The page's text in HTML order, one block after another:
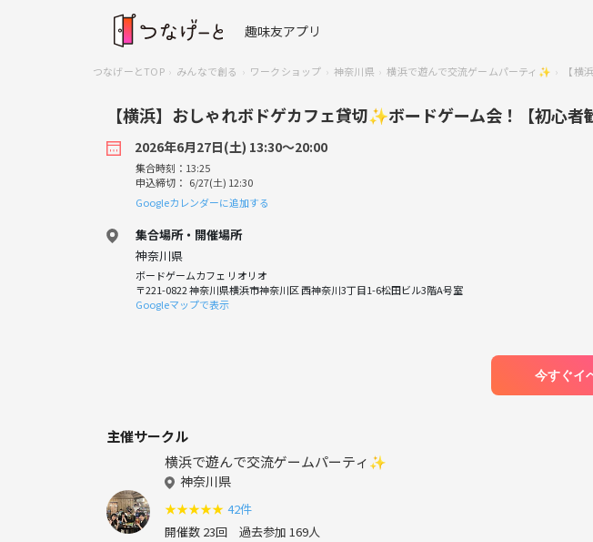
趣味友アプリ
つなげーとTOP みんなで創る ワークショップ 神奈川県 横浜で遊んで交流ゲームパーティ✨ 【横
【横浜】おしゃれボドゲカフェ貸切✨ボードゲーム会！【初心者
2026年6月27日(土) 13:30〜20:00
集合時刻：13:25
申込締切： 6/27(土) 12:30
Googleカレンダーに追加する
集合場所・開催場所
神奈川県
ボードゲームカフェ リオリオ
〒221-0822 神奈川県横浜市神奈川区 西神奈川3丁目1-6松田ビル3階A号室
Googleマップで表示
今すぐイ
主催サークル
横浜で遊んで交流ゲームパーティ✨
神奈川県
★★★★★ 42件
開催数 23回 過去参加 169人